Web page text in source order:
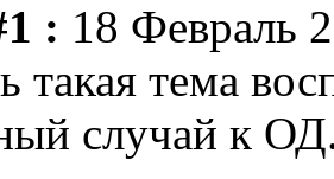
: 18 Февраль
такая тема
случай к